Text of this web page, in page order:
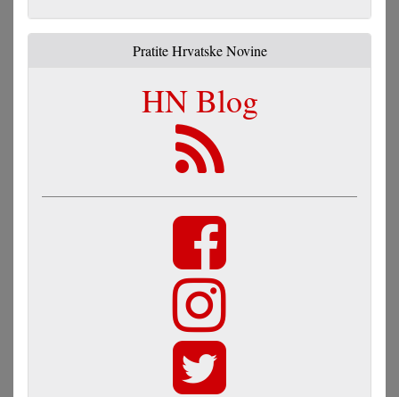
Pratite Hrvatske Novine
HN Blog